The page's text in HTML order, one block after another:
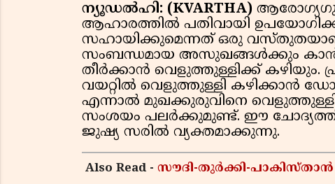
ന്യൂഡൽഹി: (KVARTHA)
ആഹാരത്തിൽ പതിവായി
സഹായിക്കുമെന്നത് ഒരു
സംബന്ധമായ അസുഖങ്ങൾക്കും
തീർക്കാൻ വെളുത്തുള്ളിക്ക് കഴിയും.
വയറ്റിൽ വെളുത്തുള്ളി കഴിക്കാൻ
എന്നാൽ മുഖക്കുരുവിനെ
സംശയം പലർക്കുമുണ്ട്. ഈ
ജുഷ്യ സരിൽ വ്യക്തമാക്കുന്നു.
Also Read - സൗദി-തുർക്കി-